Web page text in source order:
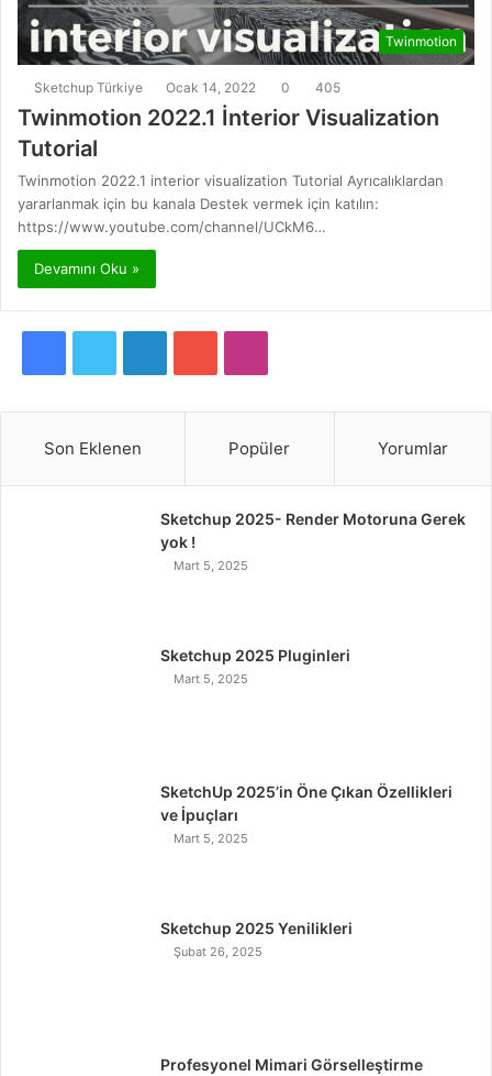
Twinmotion
Sketchup Türkiye Ocak 14, 2022 0 405
Twinmotion 2022.1 İnterior Visualization
Tutorial
Twinmotion 2022.1 interior visualization Tutorial Ayrıcalıklardan
yararlanmak için bu kanala Destek vermek için katılın:
https://www.youtube.com/channel/UCkM6…
Devamını Oku »
c
e
i
t
k
e
n
T
u
b
s
t
a
a
Son Eklenen Popüler Yorumlar
Sketchup 2025- Render Motoruna Gerek
yok !
Mart 5, 2025
Sketchup 2025 Pluginleri
Mart 5, 2025
SketchUp 2025’in Öne Çıkan Özellikleri
ve İpuçları
Mart 5, 2025
Sketchup 2025 Yenilikleri
Şubat 26, 2025
Profesyonel Mimari Görselleştirme